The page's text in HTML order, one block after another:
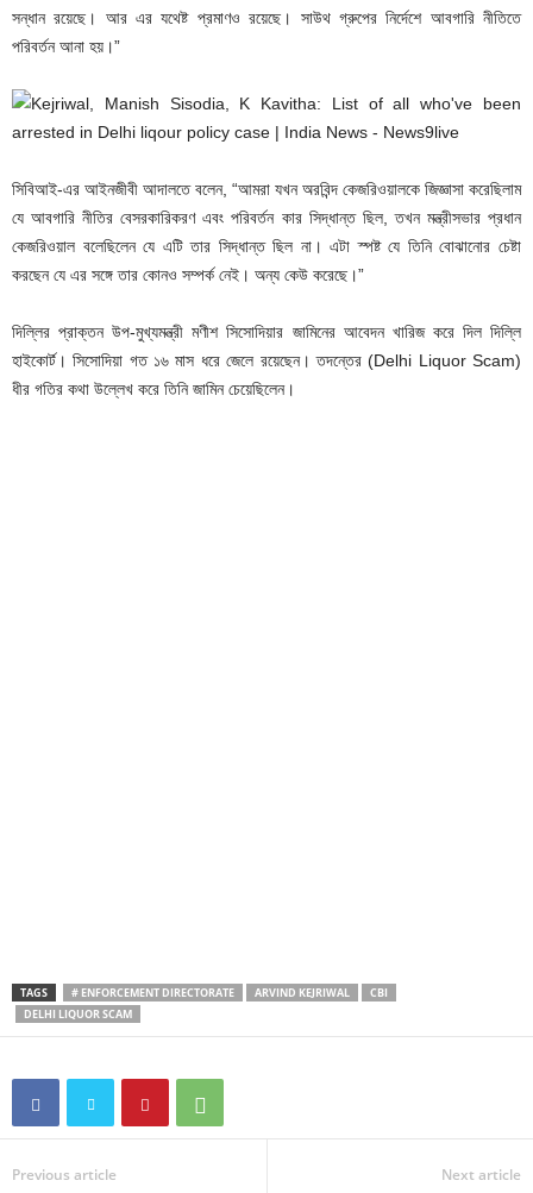
সন্ধান রয়েছে। আর এর যথেষ্ট প্রমাণও রয়েছে। সাউথ গ্রুপের নির্দেশে আবগারি নীতিতে
পরিবর্তন আনা হয়।”
সিবিআই-এর আইনজীবী আদালতে বলেন, “আমরা যখন অরবিন্দ কেজরিওয়ালকে জিজ্ঞাসা করেছিলাম
যে আবগারি নীতির বেসরকারিকরণ এবং পরিবর্তন কার সিদ্ধান্ত ছিল, তখন মন্ত্রীসভার প্রধান
কেজরিওয়াল বলেছিলেন যে এটি তার সিদ্ধান্ত ছিল না। এটা স্পষ্ট যে তিনি বোঝানোর চেষ্টা
করছেন যে এর সঙ্গে তার কোনও সম্পর্ক নেই। অন্য কেউ করেছে।”
দিল্লির প্রাক্তন উপ-মুখ্যমন্ত্রী মণীশ সিসোদিয়ার জামিনের আবেদন খারিজ করে দিল দিল্লি
হাইকোর্ট। সিসোদিয়া গত ১৬ মাস ধরে জেলে রয়েছেন। তদন্তের (Delhi Liquor Scam)
ধীর গতির কথা উল্লেখ করে তিনি জামিন চেয়েছিলেন।
TAGS # ENFORCEMENT DIRECTORATE ARVIND KEJRIWAL
CBI
DELHI LIQUOR SCAM
Previous article Next article